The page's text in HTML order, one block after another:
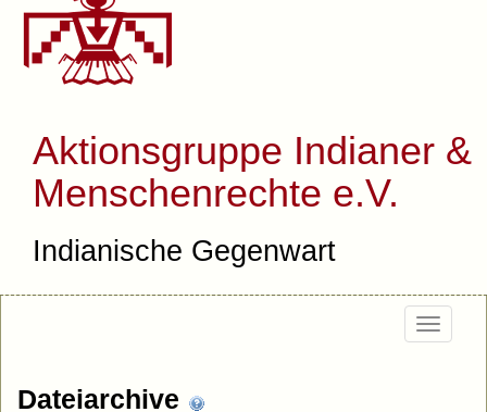
Aktionsgruppe Indianer &
Menschenrechte e.V.
Indianische Gegenwart
Dateiarchive